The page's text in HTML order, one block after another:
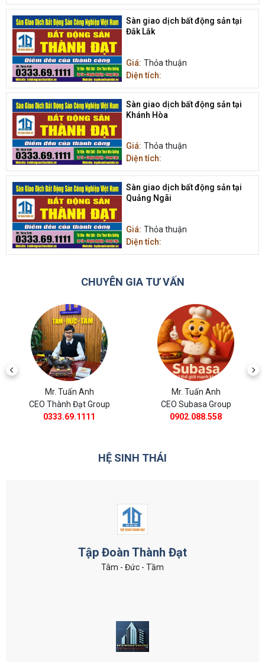
Sàn giao dịch bất động sản tại
Đắk Lắk
Giá: Thỏa thuận
Diện tích:
Sàn giao dịch bất động sản tại
Khánh Hòa
Giá: Thỏa thuận
Diện tích:
Sàn giao dịch bất động sản tại
Quảng Ngãi
Giá: Thỏa thuận
Diện tích:
CHUYÊN GIA TƯ VẤN
Mr. Tuấn Anh
CEO Subasa Group
0902.088.558
Mr. Tuấn Anh
CEO BĐS Thành
0988.11.8385
HỆ SINH THÁI
Tập Đoàn Thành Đạt
Tâm - Đức - Tầm